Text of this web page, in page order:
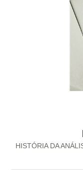
HISTÓRIA DA